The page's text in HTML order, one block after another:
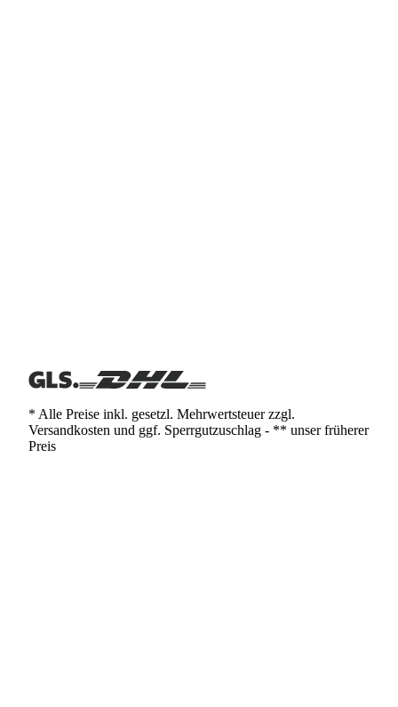
* Alle Preise inkl. gesetzl. Mehrwertsteuer zzgl.
Versandkosten und ggf. Sperrgutzuschlag - ** unser früherer
Preis